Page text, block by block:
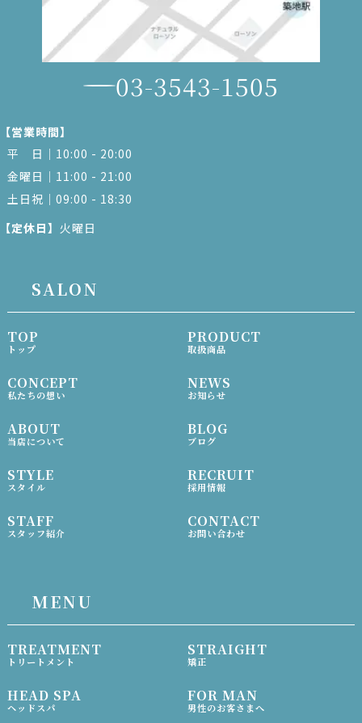
03-3543-1505
営業時間】
平 日｜10:00 - 20:00
金曜日｜11:00 - 21:00
土日祝｜09:00 - 18:30
定休日】 火曜日
SALON
TOP
トップ
CONCEPT
私たちの想い
ABOUT
当店について
STYLE
スタイル
STAFF
スタッフ紹介
PRODUCT
取扱商品
NEWS
お知らせ
BLOG
ブログ
RECRUIT
採用情報
CONTACT
お問い合わせ
MENU
TREATMENT
トリートメント
HEAD SPA
ヘッドスパ
STRAIGHT
矯正
FOR MAN
男性のお客さまへ